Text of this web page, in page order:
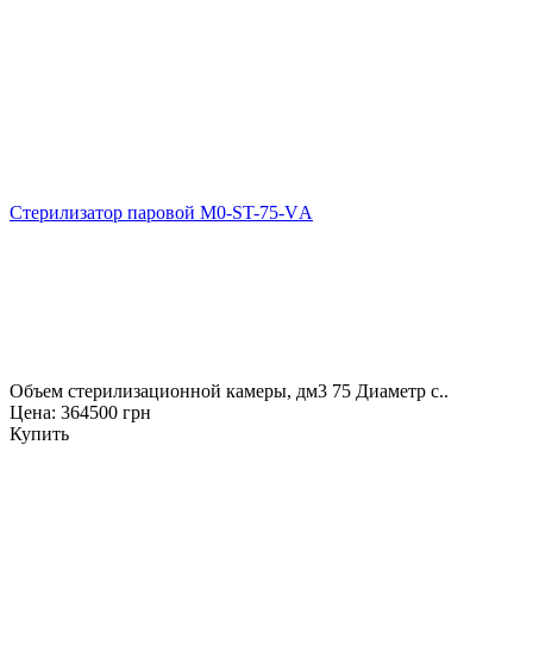
Стерилизатор паровой M0-ST-75-VА
Объем стерилизационной камеры, дм3 75 Диаметр с..
Цена: 364500 грн
Купить